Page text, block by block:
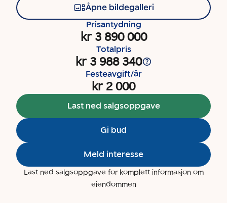
Åpne bildegalleri
Prisantydning
kr 3 890 000
Totalpris
kr 3 988 340
Festeavgift/år
kr 2 000
Last ned salgsoppgave
Gi bud
Meld interesse
Last ned salgsoppgave for komplett informasjon om
eiendommen